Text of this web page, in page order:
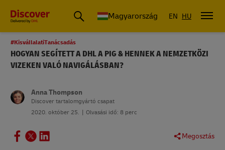
Magyarország EN HU
#KisvállalatiTanácsadás
HOGYAN SEGÍTETT A DHL A PIG & HENNEK A NEMZETKÖZI
VIZEKEN VALÓ NAVIGÁLÁSBAN?
Anna Thompson
Discover tartalomgyártó csapat
2020. október 25.
Olvasási idő: 8 perc
Megosztás